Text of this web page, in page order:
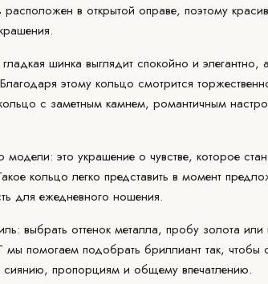
в открытой оправе, поэтому
шинка выглядит спокойно и элегантно,
этому кольцо смотрится
с заметным камнем, романтичным
это украшение о чувстве, которое
кольцо легко представить в момент
для ежедневного ношения.
выбрать оттенок металла, пробу золота или
мы помогаем подобрать бриллиант так, чтобы
пропорциям и общему впечатлению.